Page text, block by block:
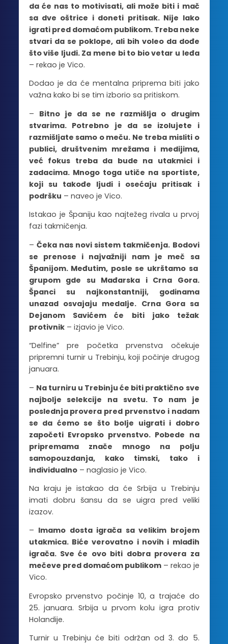
da će nas to motivisati, ali može biti i mač
sa dve oštrice i doneti pritisak. Nije lako
igrati pred domaćom publikom. Treba neke
stvari da se poklope, ali bih voleo da dođe
što više ljudi. Za mene bi to bio vetar u leđa
– rekao je Vico.
Dodao je da će mentalna priprema biti jako
važna kako bi se tim izborio sa pritiskom.
– Bitno je da se ne razmišlja o drugim
stvarima. Potrebno je da se izolujete i
razmišljate samo o meču. Ne treba misliti o
publici, društvenim mrežama i medijima,
već fokus treba da bude na utakmici i
zadacima. Mnogo toga utiče na sportiste,
koji su takođe ljudi i osećaju pritisak i
podršku – naveo je Vico.
Istakao je Španiju kao najtežeg rivala u prvoj
fazi takmičenja.
– Čeka nas novi sistem takmičenja. Bodovi
se prenose i najvažniji nam je meč sa
Španijom. Međutim, posle se ukrštamo sa
grupom gde su Mađarska i Crna Gora.
Španci su najkonstantniji, godinama
unazad osvajaju medalje. Crna Gora sa
Dejanom Savićem će biti jako težak
protivnik– izjavio je Vico.
“Delfine” pre početka prvenstva očekuje
pripremni turnir u Trebinju, koji počinje drugog
januara.
– Na turniru u Trebinju će biti praktično sve
najbolje selekcije na svetu. To nam je
poslednja provera pred prvenstvo i nadam
se da ćemo se što bolje uigrati i dobro
započeti Evropsko prvenstvo. Pobede na
pripremama znače mnogo na polju
samopouzdanja, kako timski, tako i
individualno– naglasio je Vico.
Na kraju je istakao da će Srbija u Trebinju
imati dobru šansu da se uigra pred veliki
izazov.
– Imamo dosta igrača sa velikim brojem
utakmica. Biće verovatno i novih i mlađih
igrača. Sve će ovo biti dobra provera za
mečeve pred domaćom publikom– rekao je
Vico.
Evropsko prvenstvo počinje 10, a trajaće do
25. januara. Srbija u prvom kolu igra protiv
Holandije.
Turnir u Trebinju će biti održan od 3. do 5.